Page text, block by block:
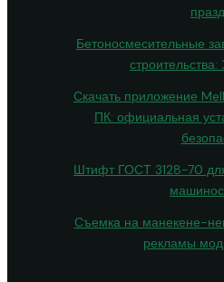
Бетоносмесительные
строительства:
Скачать приложение
ПК: официальная
Штифт ГОСТ 3128-70
Съемка на манекене-
рекламы